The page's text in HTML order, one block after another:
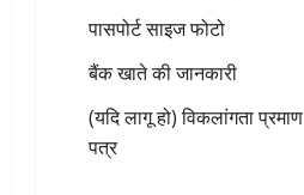
पासपोर्ट साइज फोटो
बैंक खाते की जानकारी
(यदि लागू हो) विकलांगता प्रमाण
पत्र